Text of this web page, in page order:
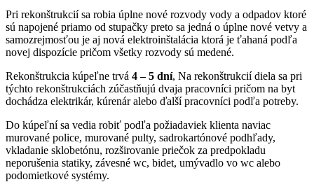
Pri rekonštrukcií sa robia úplne nové rozvody vody a odpadov ktoré
sú napojené priamo od stupačky preto sa jedná o úplne nové vetvy a
samozrejmosťou je aj nová elektroinštalácia ktorá je ťahaná podľa
novej dispozície pričom všetky rozvody sú medené.
Rekonštrukcia kúpeľne trvá 4 – 5 dní, Na rekonštrukcií diela sa pri
týchto rekonštrukciách zúčastňujú dvaja pracovníci pričom na byt
dochádza elektrikár, kúrenár alebo ďalší pracovníci podľa potreby.
Do kúpeľní sa vedia robiť podľa požiadaviek klienta naviac
murované police, murované pulty, sadrokartónové podhľady,
vkladanie sklobetónu, rozširovanie priečok za predpokladu
neporušenia statiky, závesné wc, bidet, umývadlo vo wc alebo
podomietkové systémy.